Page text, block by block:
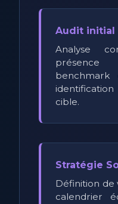
Audit initial
Analyse
présence
cible.
Stratégie
Définition de
calendrier